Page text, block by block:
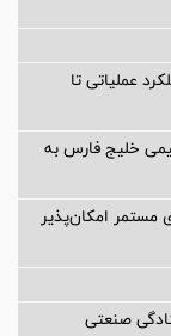
از بهبود عملکرد عملیاتی تا
خلیج فارس به
مستمر امکان‌پذیر
صنعتی